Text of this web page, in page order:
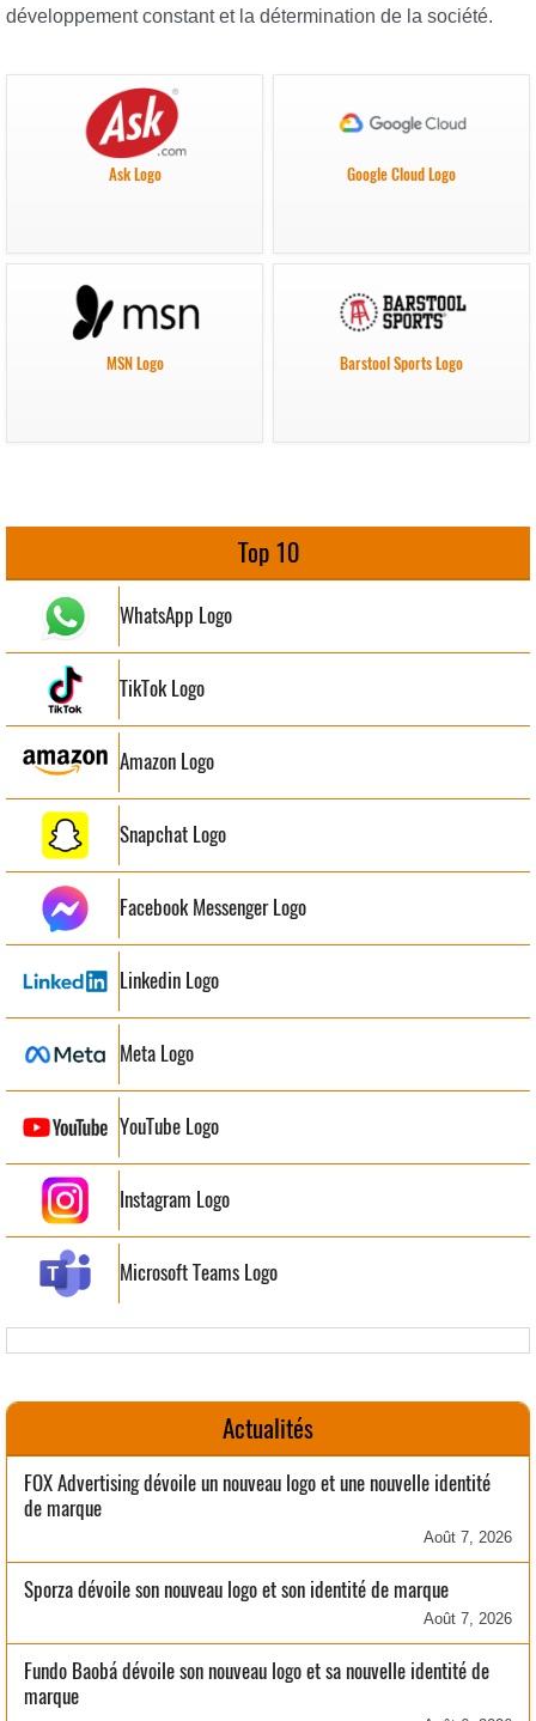
développement constant et la détermination de la société.
Ask Logo Google Cloud Logo
MSN Logo Barstool Sports Logo
Top 10
WhatsApp Logo
TikTok Logo
Amazon Logo
Snapchat Logo
Facebook Messenger Logo
Linkedin Logo
Meta Logo
YouTube Logo
Instagram Logo
Microsoft Teams Logo
Actualités
FOX Advertising dévoile un nouveau logo et une nouvelle identité
de marque
Août 7, 2026
Sporza dévoile son nouveau logo et son identité de marque
Août 7, 2026
Fundo Baobá dévoile son nouveau logo et sa nouvelle identité de
marque